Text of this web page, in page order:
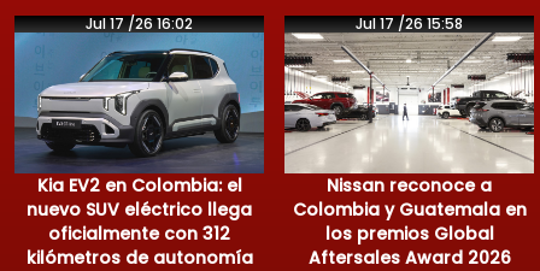
Jul 17 /26 16:02
Kia EV2 en Colombia: el
nuevo SUV eléctrico llega
oficialmente con 312
kilómetros de autonomía
Jul 17 /26 15:58
Nissan reconoce a
Colombia y Guatemala en
los premios Global
Aftersales Award 2026